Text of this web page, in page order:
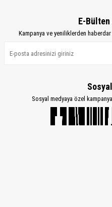
E-
Kampanya ve yeniliklerden
Sosyal medyaya özel